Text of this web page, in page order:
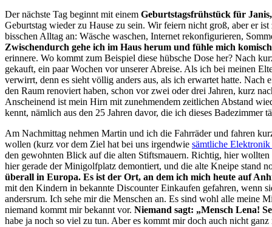
Der nächste Tag beginnt mit einem Geburtstagsfrühstück für Janis,
Geburtstag wieder zu Hause zu sein. Wir feiern nicht groß, aber er
bisschen Alltag an: Wäsche waschen, Internet rekonfigurieren,
Zwischendurch gehe ich im Haus herum und fühle mich
erinnere. Wo kommt zum Beispiel diese hübsche Dose her? Nach
gekauft, ein paar Wochen vor unserer Abreise. Als ich bei meinen
verwirrt, denn es sieht völlig anders aus, als ich erwartet hatte.
den Raum renoviert haben, schon vor zwei oder drei Jahren, kurz
Anscheinend ist mein Hirn mit zunehmendem zeitlichen Abstand
kennt, nämlich aus den 25 Jahren davor, die ich dieses Badezimmer
Am Nachmittag nehmen Martin und ich die Fahrräder und fahren
wollen (kurz vor dem Ziel hat bei uns irgendwie sämtliche Elektronik
den gewohnten Blick auf die alten Stiftsmauern. Richtig, hier
hier gerade der Minigolfplatz demontiert, und die alte Kneipe stand
überall in Europa. Es ist der Ort, an dem ich mich heute auf
mit den Kindern in bekannte Discounter Einkaufen gefahren, wenn
andersrum. Ich sehe mir die Menschen an. Es sind wohl alle meine
niemand kommt mir bekannt vor. Niemand sagt: „Mensch Lena!
habe ja noch so viel zu tun. Aber es kommt mir doch auch nicht